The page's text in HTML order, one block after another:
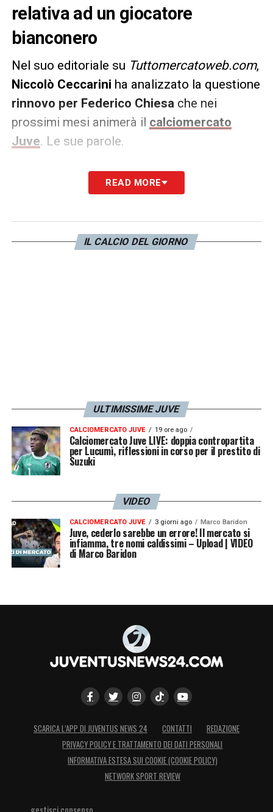
relativa ad un giocatore
bianconero
Nel suo editoriale su Tuttomercatoweb.com,
Niccolò Ceccarini ha analizzato la questione
rinnovo per Federico Chiesa che nei
prossimi mesi animerà il calciomercato
Juve. Le sue parole.
«Anche la Juventus ha diverse
questioni aperte, una di queste riguarda
una stagione da protagonista, Allegri punta
LA PLAYLIST DELLE NOSTRE TOP NEWS
READ MORE
IL CALCIO DEL GIORNO
ULTIMISSIME JUVE
CALCIOMERCATO JUVE 19 ore ago
Calciomercato Juve LIVE: doppia contropartita
per Lucumì, riflessioni in corso per il prestito di
Suzuki
VIDEO
CALCIOMERCATO JUVE 3 giorni ago Marco Baridon
Juve, cederlo sarebbe un errore! Il mercato si
infiamma, tre nomi caldissimi – Upload | VIDEO
di Marco Baridon
SCARICA L’APP DI JUVENTUS NEWS 24 CONTATTI
REDAZIONE
PRIVACY POLICY E TRATTAMENTO DEI DATI PERSONALI
INFORMATIVA ESTESA SUI COOKIE (COOKIE POLICY)
NETWORK SPORT REVIEW